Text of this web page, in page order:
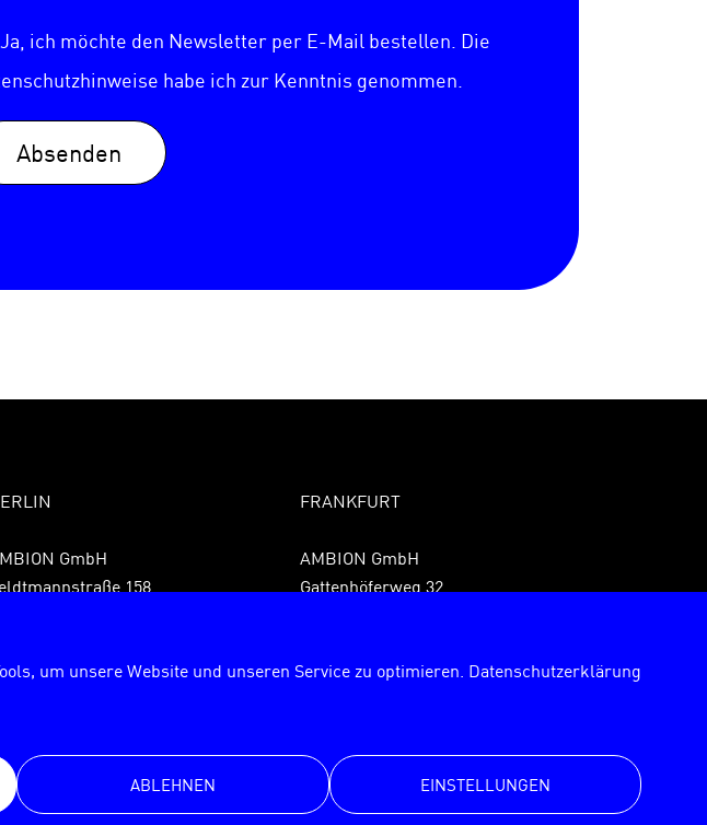
um unsere Website und unseren Service zu optimieren. Datenschutzerklärung
ABLEHNEN EINSTELLUNGEN
Ja, ich möchte den Newsletter per E-Mail bestellen. Die
habe ich zur Kenntnis genommen.
Absenden
GmbH
158
+49 30 726278429
FRANKFURT
AMBION GmbH
Gattenhöferweg 32
Fax +49 6171 9891529
© AMBION GmbH 2026